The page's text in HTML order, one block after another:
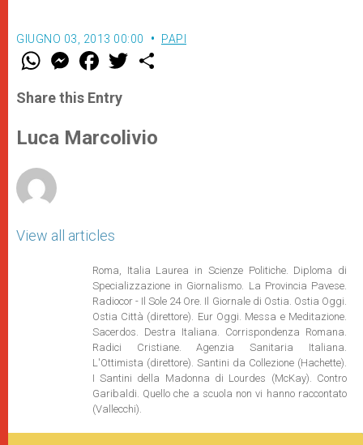
GIUGNO 03, 2013 00:00 PAPI
W
t
s
p
p
M
e
s
e
g
e
F
a
e
b
o
k
w
r
Share this Entry
Luca Marcolivio
View all articles
Roma, Italia Laurea in Scienze Politiche. Diploma di
Specializzazione in Giornalismo. La Provincia Pavese.
Radiocor - Il Sole 24 Ore. Il Giornale di Ostia. Ostia Oggi.
Ostia Città (direttore). Eur Oggi. Messa e Meditazione.
Sacerdos. Destra Italiana. Corrispondenza Romana.
Radici Cristiane. Agenzia Sanitaria Italiana.
L'Ottimista (direttore). Santini da Collezione (Hachette).
I Santini della Madonna di Lourdes (McKay). Contro
Garibaldi. Quello che a scuola non vi hanno raccontato
(Vallecchi).